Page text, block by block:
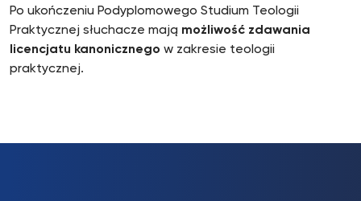
Po ukończeniu Podyplomowego Studium Teologii
Praktycznej słuchacze mają możliwość zdawania
licencjatu kanonicznego w zakresie teologii
praktycznej.